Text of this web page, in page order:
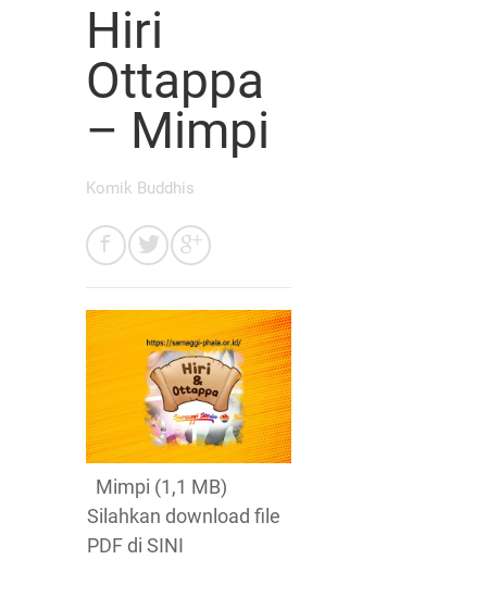
Hiri
Ottappa
– Mimpi
Komik Buddhis
Mimpi (1,1 MB)
Silahkan download file
PDF di SINI